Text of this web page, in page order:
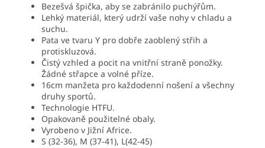
Bezešvá špička, aby se zabránilo puchýřům.
Lehký materiál, který udrží vaše nohy v chladu a
suchu.
Pata ve tvaru Y pro dobře zaoblený střih a
protiskluzová.
Čistý vzhled a pocit na vnitřní straně ponožky.
Žádné střapce a volné příze.
16cm manžeta pro každodenní nošení a všechny
druhy sportů.
Technologie HTFU.
Opakovaně použitelné obaly.
Vyrobeno v Jižní Africe.
S (32-36), M (37-41), L(42-45)